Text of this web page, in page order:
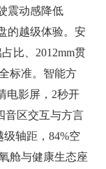
震动感降低
的越级体验。安
比、2012mm贯
标准。智能方
电影屏，2秒开
音区交互与方言
轴距，84%空
舱与健康生态座